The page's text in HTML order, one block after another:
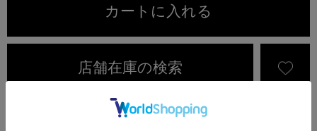
カートに入れる
店舗在庫の検索